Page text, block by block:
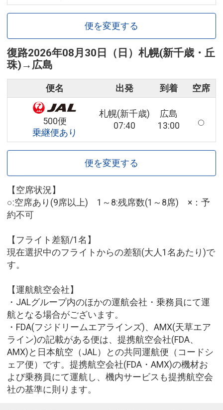
便を変更する
復路2026年08月30日（日） 札幌(新千歳・丘
珠) → 広島
便名 出発 到着 空席
500便
乗継便あり
札幌(新千歳)
07:40
広島
13:00
便を変更する
【空席状況】
○:空席あり(9席以上) 1～8:残席数(1～8席) ×：予
約不可
【フライト差額/1名】
現在選択中のフライトからの差額(大人1名あたり)で
す。
【運航航空会社】
・JALグループ内のほかの運航会社・乗務員にて運
航となる場合がございます。
・FDA(フジドリームエアラインズ)、AMX(天草エア
ライン)の記載がある便は、提携航空会社(FDA、
AMX)と日本航空（JAL）との共同運航便（コードシ
ェア便）です。提携航空会社(FDA・AMX)の機材お
よび乗務員にて運航し、機内サービスも提携航空会
社の基準に則ります。